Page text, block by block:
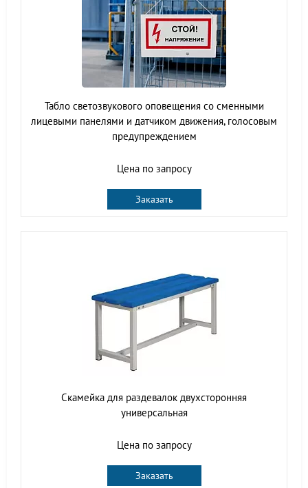
Табло светозвукового оповещения со сменными
лицевыми панелями и датчиком движения, голосовым
предупреждением
Цена по запросу
Заказать
Скамейка для раздевалок двухсторонняя
универсальная
Цена по запросу
Заказать